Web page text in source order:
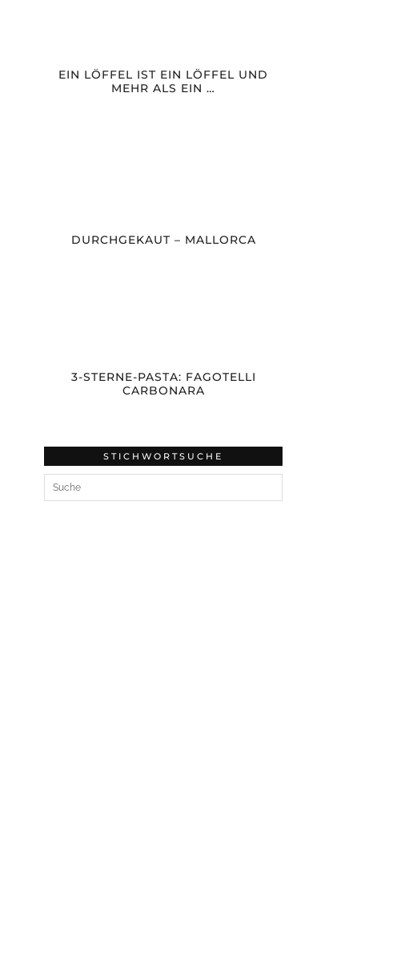
EIN LÖFFEL IST EIN LÖFFEL UND
MEHR ALS EIN …
DURCHGEKAUT – MALLORCA
3-STERNE-PASTA: FAGOTELLI
CARBONARA
STICHWORTSUCHE